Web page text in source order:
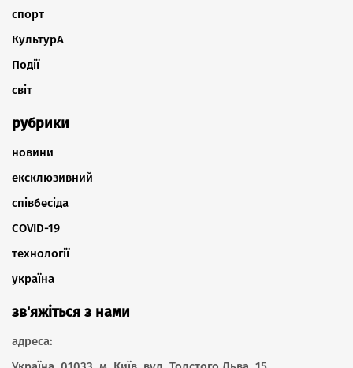
спорт
КультурА
Події
світ
рубрики
новини
ексклюзивний
співбесіда
COVID-19
технології
україна
зв'яжіться з нами
адреса: